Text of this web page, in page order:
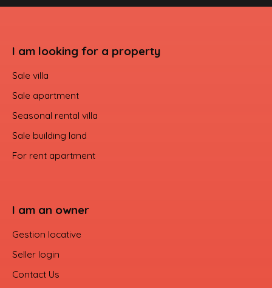
I am looking for a property
Sale villa
Sale apartment
Seasonal rental villa
Sale building land
For rent apartment
I am an owner
Gestion locative
Seller login
Contact Us